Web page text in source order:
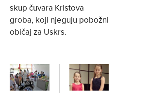
skup čuvara Kristova
groba, koji njeguju pobožni
običaj za Uskrs.